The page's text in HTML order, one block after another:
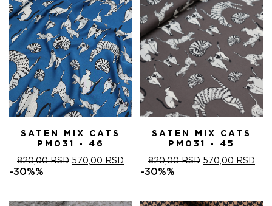
SATEN MIX CATS
PM031 - 46
820,00RSD ОРИГИНАЛНА
820,00 RSD.
570,00 RSD ТРЕНУТНА
ЦЕНА
-30%%
SATEN MIX CATS
PM031 - 45
820,00RSD ОРИГИНАЛНА
820,00 RSD.
570,00 RSD
-30%%